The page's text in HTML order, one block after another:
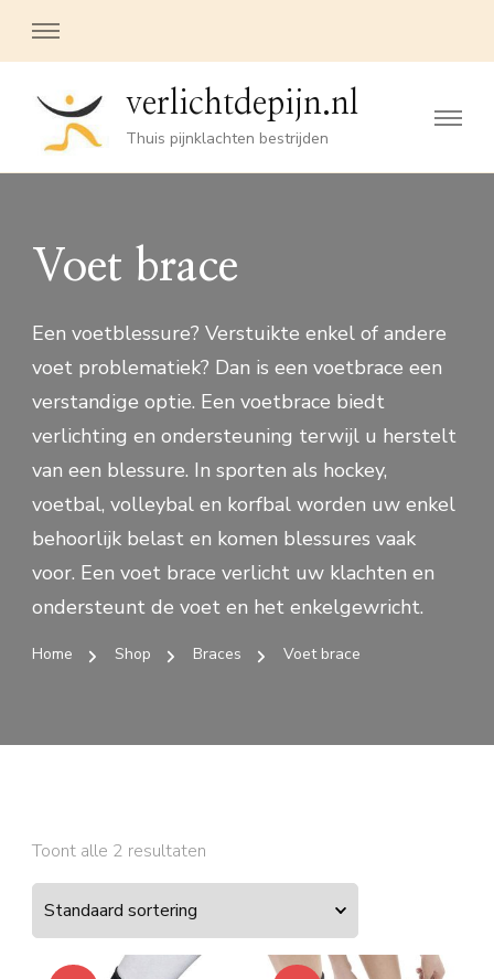
verlichtdepijn.nl
Thuis pijnklachten bestrijden
Voet brace
Een voetblessure? Verstuikte enkel of andere
voet problematiek? Dan is een voetbrace een
verstandige optie. Een voetbrace biedt
verlichting en ondersteuning terwijl u herstelt
van een blessure. In sporten als hockey,
voetbal, volleybal en korfbal worden uw enkel
behoorlijk belast en komen blessures vaak
voor. Een voet brace verlicht uw klachten en
ondersteunt de voet en het enkelgewricht.
Home Shop Braces Voet brace
Toont alle 2 resultaten